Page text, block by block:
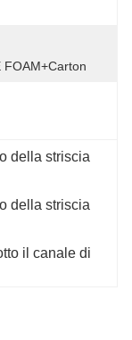
FOAM+Carton
della striscia
della striscia
il canale di